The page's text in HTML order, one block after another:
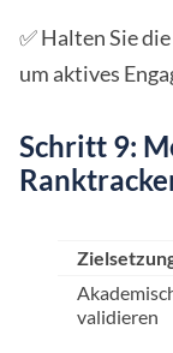
✅ Halten Sie
um aktives
Schritt 9:
validieren